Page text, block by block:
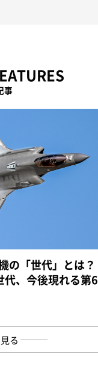
事
の「世代」とは？
、今後現れる第6
る